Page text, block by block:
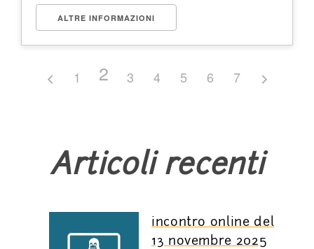
ALTRE INFORMAZIONI
1 2 3 4 5 6 7
Articoli recenti
incontro online del
13 novembre 2025